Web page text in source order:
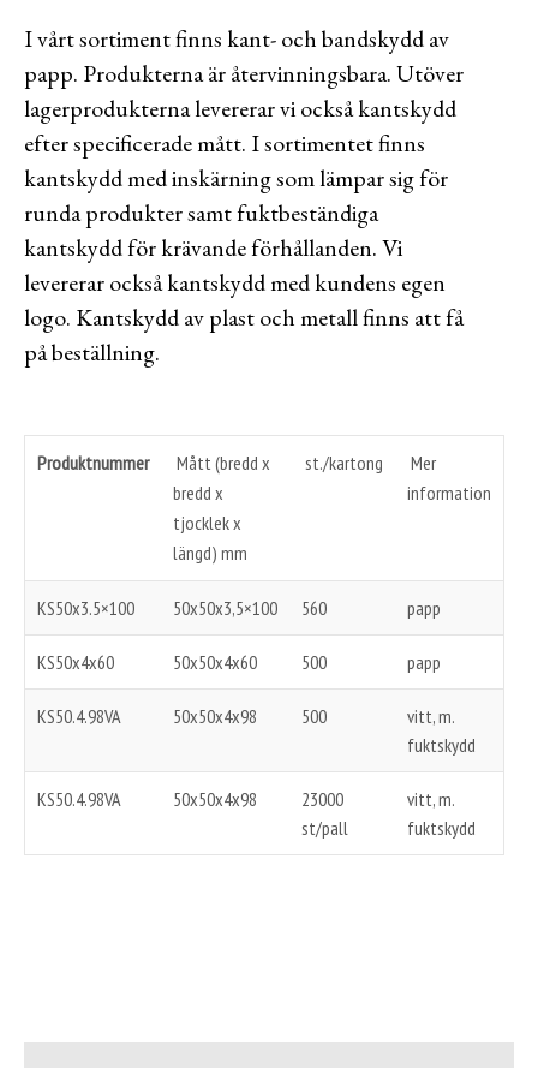
I vårt sortiment finns kant- och bandskydd av
papp. Produkterna är återvinningsbara. Utöver
lagerprodukterna levererar vi också kantskydd
efter specificerade mått. I sortimentet finns
kantskydd med inskärning som lämpar sig för
runda produkter samt fuktbeständiga
kantskydd för krävande förhållanden. Vi
levererar också kantskydd med kundens egen
logo. Kantskydd av plast och metall finns att få
på beställning.
Produktnummer
Mått (bredd x
bredd x
tjocklek x
längd) mm
st./kartong
Mer
information
KS50x3.5×100 50x50x3,5×100 560 papp
KS50x4x60 50x50x4x60 500 papp
KS50.4.98VA 50x50x4x98 500
vitt, m.
fuktskydd
KS50.4.98VA 50x50x4x98
23000
st/pall
vitt, m.
fuktskydd